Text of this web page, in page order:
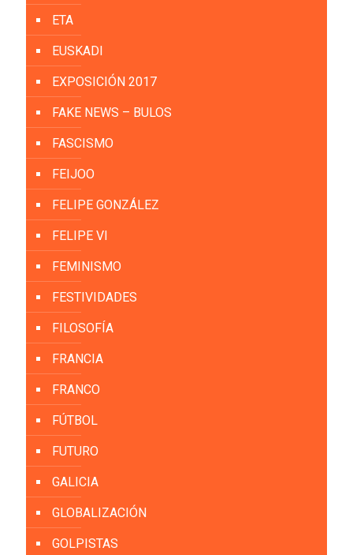
ETA
EUSKADI
EXPOSICIÓN 2017
FAKE NEWS – BULOS
FASCISMO
FEIJOO
FELIPE GONZÁLEZ
FELIPE VI
FEMINISMO
FESTIVIDADES
FILOSOFÍA
FRANCIA
FRANCO
FÚTBOL
FUTURO
GALICIA
GLOBALIZACIÓN
GOLPISTAS